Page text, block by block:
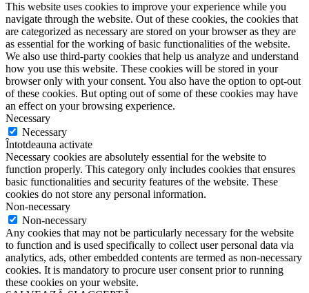
This website uses cookies to improve your experience while you
navigate through the website. Out of these cookies, the cookies that
are categorized as necessary are stored on your browser as they are
as essential for the working of basic functionalities of the website.
We also use third-party cookies that help us analyze and understand
how you use this website. These cookies will be stored in your
browser only with your consent. You also have the option to opt-out
of these cookies. But opting out of some of these cookies may have
an effect on your browsing experience.
Necessary
Necessary
Întotdeauna activate
Necessary cookies are absolutely essential for the website to
function properly. This category only includes cookies that ensures
basic functionalities and security features of the website. These
cookies do not store any personal information.
Non-necessary
Non-necessary
Any cookies that may not be particularly necessary for the website
to function and is used specifically to collect user personal data via
analytics, ads, other embedded contents are termed as non-necessary
cookies. It is mandatory to procure user consent prior to running
these cookies on your website.